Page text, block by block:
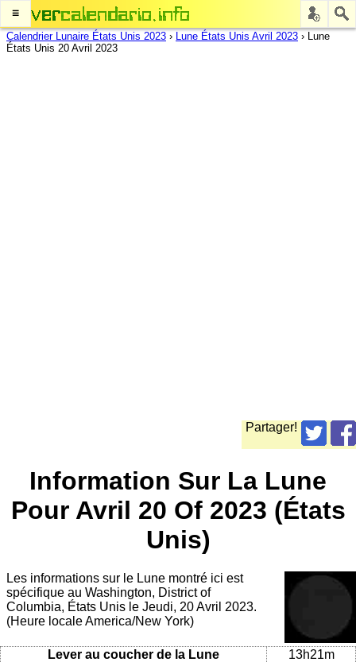
≡
Calendrier Lunaire États Unis 2023 › Lune États Unis Avril 2023 › Lune
États Unis 20 Avril 2023
Partager!
Information Sur La Lune
Pour Avril 20 Of 2023 (États
Unis)
Les informations sur le Lune montré ici est
spécifique au Washington, District of
Columbia, États Unis le Jeudi, 20 Avril 2023.
(Heure locale America/New York)
Lever au coucher de la Lune
13h21m